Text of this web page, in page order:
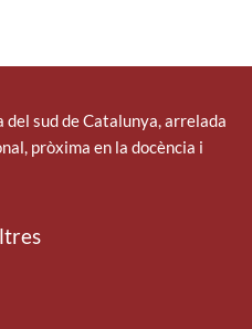
sud de Catalunya, arrelada
pròxima en la docència i